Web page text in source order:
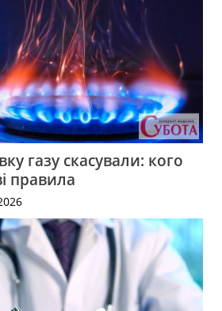
газу скасували: кого
правила